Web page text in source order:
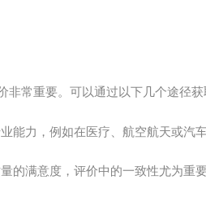
常重要。可以通过以下几个途径获
能力，例如在医疗、航空航天或汽
的满意度，评价中的一致性尤为重要